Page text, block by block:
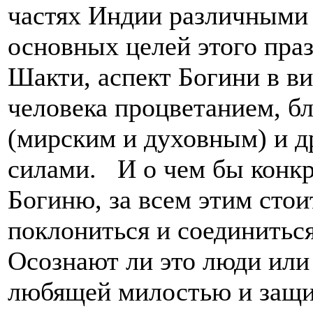
частях Индии
основных целей этого
Шакти, аспект Богини в
человека процветанием,
(мирским и духовным) и
силами. И о чем бы
Богиню, за всем этим
поклониться и
Осознают ли это люди
любящей милостью и